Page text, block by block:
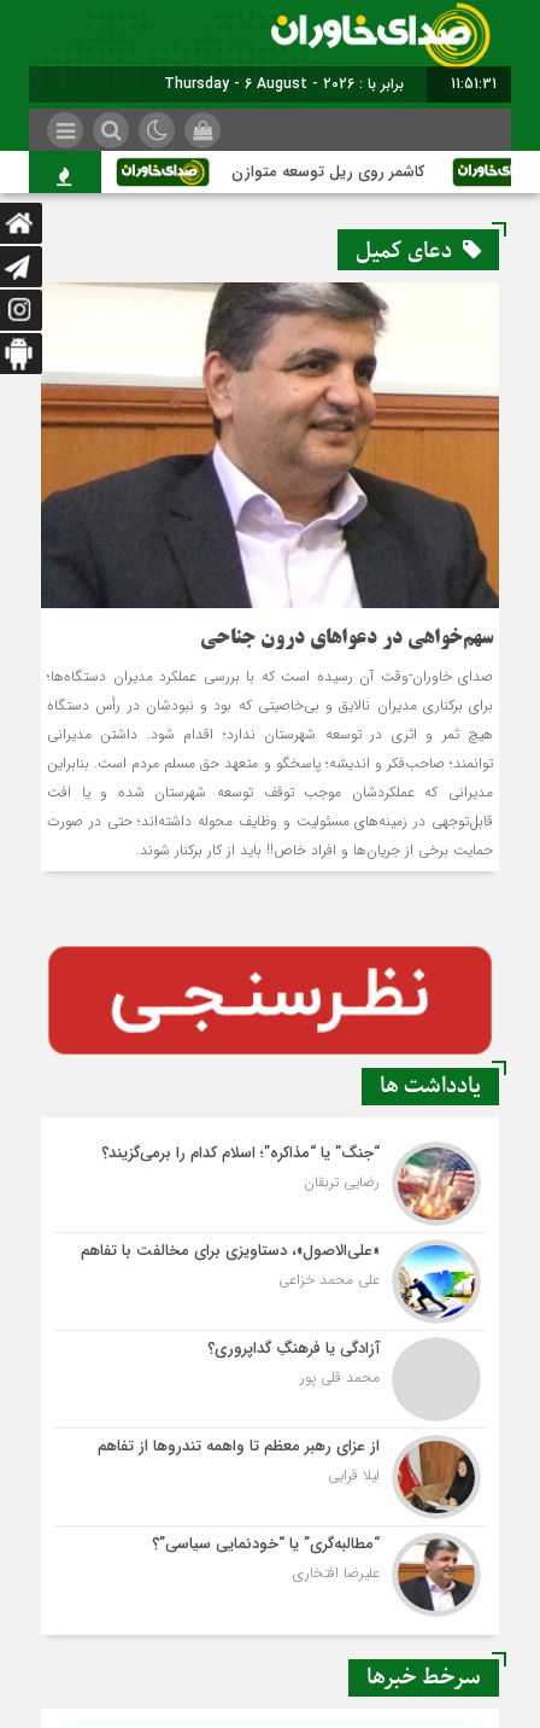
11:51:32 برابر با : Thursday - 6 August - 2026
کاشمر روی ریل توسعه متوازن کاشمر؛ عبور از
دعای کمیل
سهم‌خواهی در دعواهای درون جناحی
صدای خاوران-وقت آن رسیده است که با بررسی عملکرد مدیران دستگاه‌ها؛
برای برکناری مدیران نالایق و بی‌خاصیتی که بود و نبودشان در رأس دستگاه
هیچ ثمر و اثری در توسعه شهرستان ندارد؛ اقدام شود. داشتن مدیرانی
توانمند؛ صاحب‌فکر و اندیشه؛ پاسخگو و متعهد حق مسلم مردم است. بنابراین
مدیرانی که عملکردشان موجب توقف توسعه شهرستان شده و یا افت
قابل‌توجهی در زمینه‌های مسئولیت و وظایف محوله داشته‌اند؛ حتی در صورت
حمایت برخی از جریان‌ها و افراد خاص!! باید از کار برکنار شوند.
یادداشت ها
“جنگ” یا “مذاکره”؛ اسلام کدام را برمی‌گزیند؟
رضایی تربقان
«علی‌الاصول»، دستاویزی برای مخالفت با تفاهم
علی محمد خزاعی
آزادگی یا فرهنگِ گداپروری؟
محمد قلی پور
از عزای رهبر معظم تا واهمه تندروها از تفاهم
لیلا قرایی
“مطالبه‌گری” یا “خودنمایی سیاسی”؟
علیرضا افتخاری
سرخط خبرها